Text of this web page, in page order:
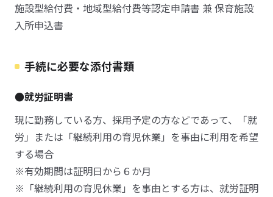
施設型給付費・地域型給付費等認定申請書 兼 保育施設
入所申込書
手続に必要な添付書類
●就労証明書
現に勤務している方、採用予定の方などであって、「就
労」または「継続利用の育児休業」を事由に利用を希望
する場合
※有効期間は証明日から６か月
※「継続利用の育児休業」を事由とする方は、就労証明